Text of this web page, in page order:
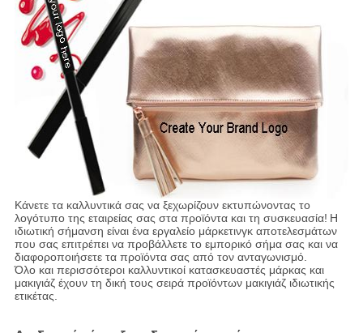
Κάνετε τα καλλυντικά σας να ξεχωρίζουν εκτυπώνοντας το
λογότυπο της εταιρείας σας στα προϊόντα και τη συσκευασία! Η
ιδιωτική σήμανση είναι ένα εργαλείο μάρκετινγκ αποτελεσμάτων
που σας επιτρέπει να προβάλλετε το εμπορικό σήμα σας και να
διαφοροποιήσετε τα προϊόντα σας από τον ανταγωνισμό.
Όλο και περισσότεροι καλλυντικοί κατασκευαστές μάρκας και
μακιγιάζ έχουν τη δική τους σειρά προϊόντων μακιγιάζ ιδιωτικής
ετικέτας.